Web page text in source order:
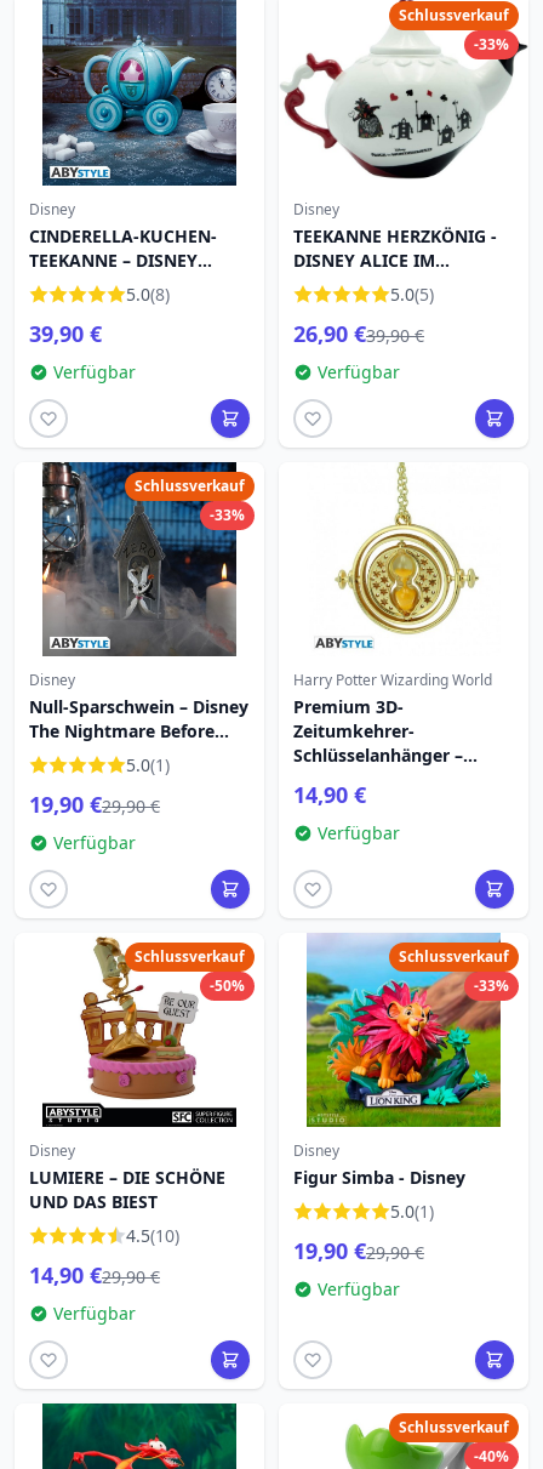
Disney
CINDERELLA-KUCHEN-
TEEKANNE – DISNEY
Aschenputtel5.0(8)
39,90 €
Verfügbar
Schlussverkauf
-33%
Disney
TEEKANNE HERZKÖNIG -
DISNEY ALICE IM
WUNDERLAND
5.0(5)
26,90 €39,90 €
Verfügbar
Schlussverkauf
-33%
Disney
Null-Sparschwein – Disney
The Nightmare Before
Christmas 5.0(1)
19,90 €29,90 €
Verfügbar
Harry Potter Wizarding World
Premium 3D-
Zeitumkehrer-
Schlüsselanhänger –
14,90 €
Verfügbar
Schlussverkauf
-50%
Disney
LUMIERE – DIE SCHÖNE
UND DAS BIEST
4.5(10)
14,90 €29,90 €
Verfügbar
Schlussverkauf
-33%
Disney
Figur Simba - Disney
5.0(1)
19,90 €29,90 €
Verfügbar
Schlussverkauf
-40%